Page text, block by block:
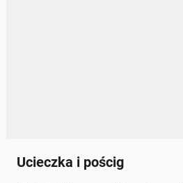
Ucieczka i pościg